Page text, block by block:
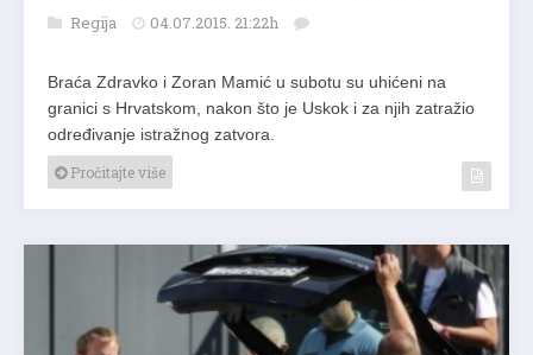
Regija 04.07.2015. 21:22h
Braća Zdravko i Zoran Mamić u subotu su uhićeni na
granici s Hrvatskom, nakon što je Uskok i za njih zatražio
određivanje istražnog zatvora.
Pročitajte više